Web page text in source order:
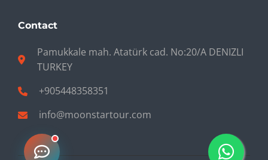
Contact
Pamukkale mah. Atatürk cad. No:20/A DENIZLI
TURKEY
+905448358351
info@moonstartour.com